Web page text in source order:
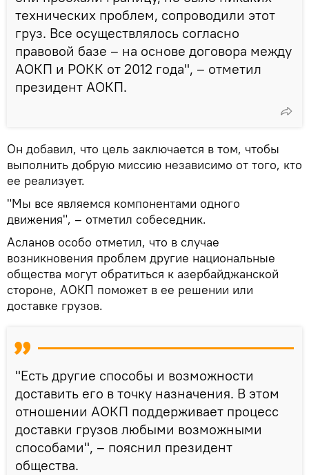
технических проблем, сопроводили этот
груз. Все осуществлялось согласно
правовой базе – на основе договора между
АОКП и РОКК от 2012 года", – отметил
президент АОКП.
Он добавил, что цель заключается в том, чтобы
выполнить добрую миссию независимо от того, кто
ее реализует.
"Мы все являемся компонентами одного
движения", – отметил собеседник.
Асланов особо отметил, что в случае
возникновения проблем другие национальные
общества могут обратиться к азербайджанской
стороне, АОКП поможет в ее решении или
доставке грузов.
"Есть другие способы и возможности
доставить его в точку назначения. В этом
отношении АОКП поддерживает процесс
доставки грузов любыми возможными
способами", – пояснил президент
общества.